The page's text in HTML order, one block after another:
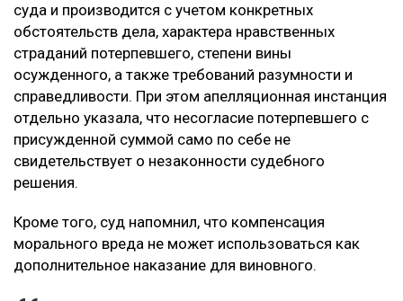
суда и производится с учетом конкретных
обстоятельств дела, характера нравственных
страданий потерпевшего, степени вины
осужденного, а также требований разумности и
справедливости. При этом апелляционная инстанция
отдельно указала, что несогласие потерпевшего с
присужденной суммой само по себе не
свидетельствует о незаконности судебного
решения.
Кроме того, суд напомнил, что компенсация
морального вреда не может использоваться как
дополнительное наказание для виновного.